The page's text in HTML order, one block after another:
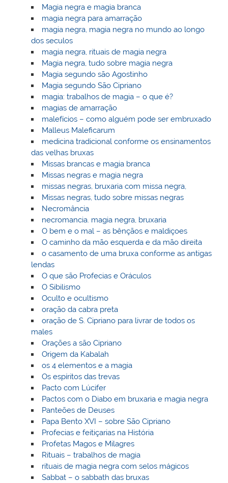
Magia negra e magia branca
magia negra para amarração
magia negra, magia negra no mundo ao longo
dos seculos
magia negra, rituais de magia negra
Magia negra, tudo sobre magia negra
Magia segundo são Agostinho
Magia segundo São Cipriano
magia: trabalhos de magia – o que é?
magias de amarração
malefícios – como alguém pode ser embruxado
Malleus Maleficarum
medicina tradicional conforme os ensinamentos
das velhas bruxas
Missas brancas e magia branca
Missas negras e magia negra
missas negras, bruxaria com missa negra,
Missas negras, tudo sobre missas negras
Necromância
necromancia. magia negra, bruxaria
O bem e o mal – as bênçãos e maldiçoes
O caminho da mão esquerda e da mão direita
o casamento de uma bruxa conforme as antigas
lendas
O que são Profecias e Oráculos
O Sibilismo
Oculto e ocultismo
oração da cabra preta
oração de S. Cipriano para livrar de todos os
males
Orações a são Cipriano
Origem da Kabalah
os 4 elementos e a magia
Os espíritos das trevas
Pacto com Lúcifer
Pactos com o Diabo em bruxaria e magia negra
Panteões de Deuses
Papa Bento XVI – sobre São Cipriano
Profecias e feitiçarias na História
Profetas Magos e Milagres
Rituais – trabalhos de magia
rituais de magia negra com selos mágicos
Sabbat – o sabbath das bruxas